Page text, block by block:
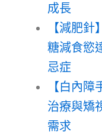
成長
【減肥
糖減食慾
忌症
【白內
治療與矯
需求